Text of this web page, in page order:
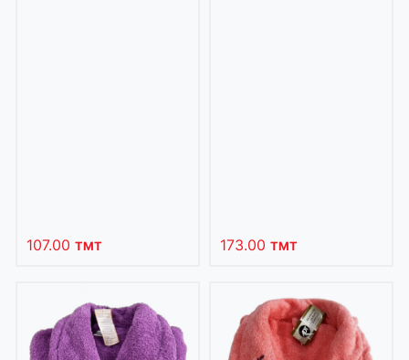
107.00 TMT 173.00 TMT